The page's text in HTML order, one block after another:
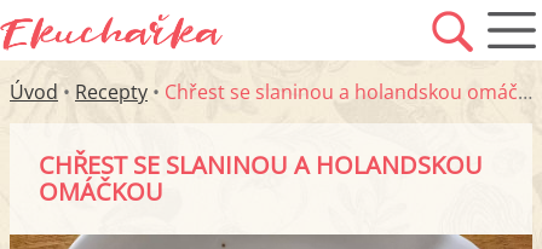
Úvod • Recepty • Chřest se slaninou a holandskou omáčkou
CHŘEST SE SLANINOU A HOLANDSKOU
OMÁČKOU